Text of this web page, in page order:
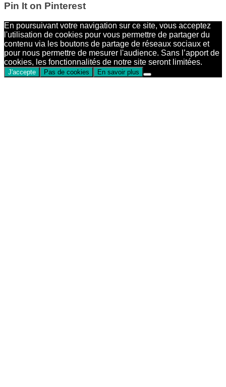
Pin It on Pinterest
En poursuivant votre navigation sur ce site, vous acceptez
l'utilisation de cookies pour vous permettre de partager du
contenu via les boutons de partage de réseaux sociaux et
pour nous permettre de mesurer l'audience. Sans l’apport de
cookies, les fonctionnalités de notre site seront limitées.
J'accepte Pas de cookies En savoir plus